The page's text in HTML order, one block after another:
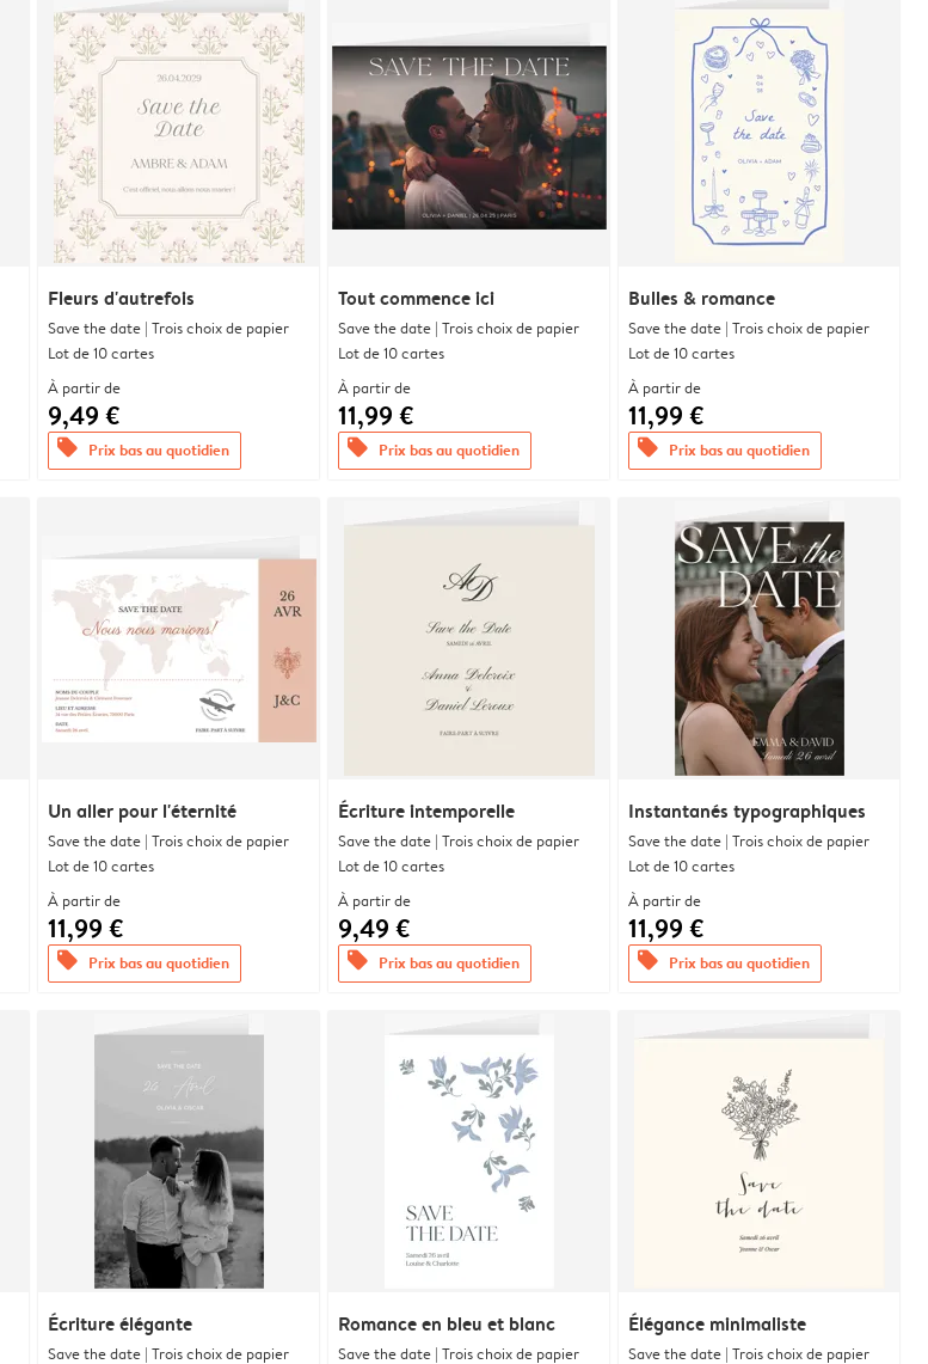
Fleurs d'autrefois
Save the date | Trois choix de papier
Lot de 10 cartes
À partir de
9,49 €
offers Prix bas au quotidien
Tout commence ici
Save the date | Trois choix de papier
Lot de 10 cartes
À partir de
11,99 €
offers Prix bas au quotidien
Bulles & romance
Save the date | Trois choix de papier
Lot de 10 cartes
À partir de
11,99 €
offers Prix bas au quotidien
Un aller pour l'éternité
Save the date | Trois choix de papier
Lot de 10 cartes
À partir de
11,99 €
offers Prix bas au quotidien
Écriture intemporelle
Save the date | Trois choix de papier
Lot de 10 cartes
À partir de
9,49 €
offers Prix bas au quotidien
Instantanés typographiques
Save the date | Trois choix de papier
Lot de 10 cartes
À partir de
11,99 €
offers Prix bas au quotidien
Écriture élégante
Save the date | Trois choix de papier
Romance en bleu et blanc
Save the date | Trois choix de papier
Élégance minimaliste
Save the date | Trois choix de papier